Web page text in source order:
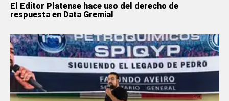
El Editor Platense hace uso del derecho de
respuesta en Data Gremial